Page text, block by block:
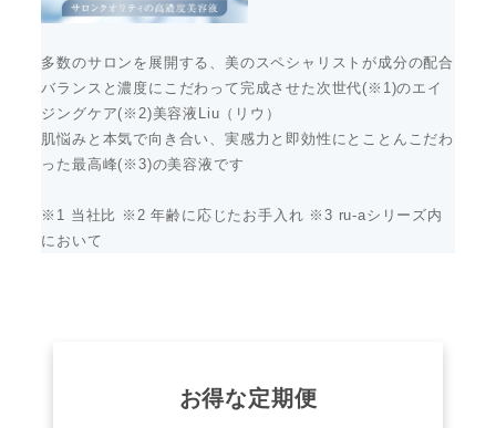
多数のサロンを展開する、美のスペシャリストが成分の配合
バランスと濃度にこだわって完成させた次世代(※1)のエイ
ジングケア(※2)美容液Liu（リウ）
肌悩みと本気で向き合い、実感力と即効性にとことんこだわ
った最高峰(※3)の美容液です
※1 当社比 ※2 年齢に応じたお手入れ ※3 ru-aシリーズ内
において
お得な定期便